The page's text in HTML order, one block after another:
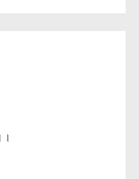
হওয়ার আহ্বান